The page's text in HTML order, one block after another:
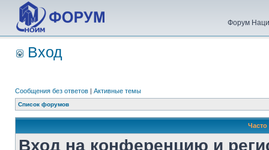
Форум
Вход
Сообщения без ответов | Активные темы
Список форумов
Вход на конференцию и